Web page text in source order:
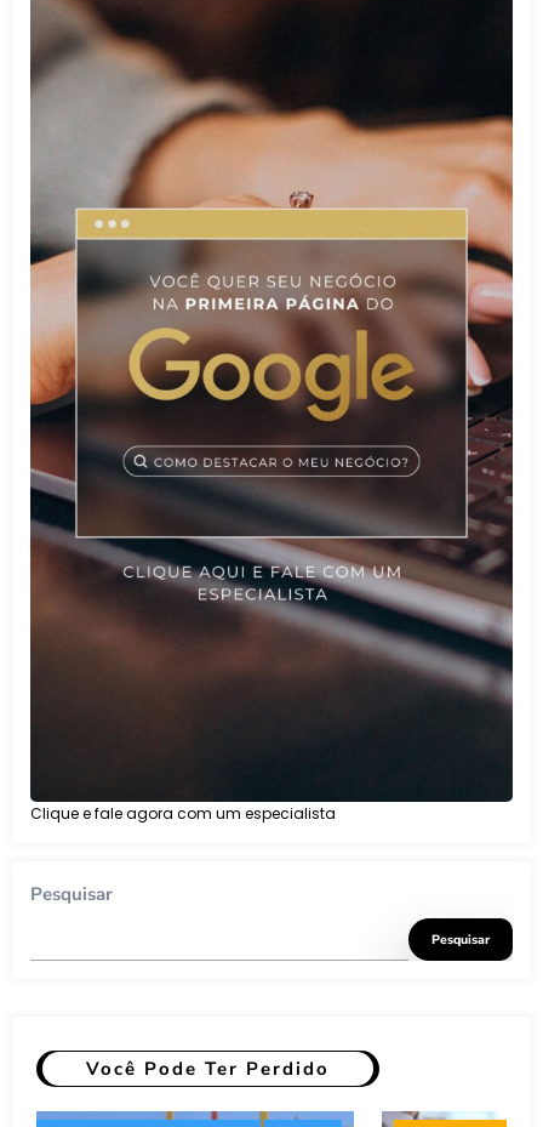
Clique e fale agora com um especialista
Pesquisar
Pesquisar
Você Pode Ter Perdido